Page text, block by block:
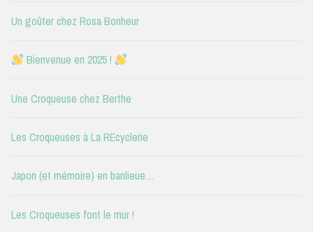
Un goûter chez Rosa Bonheur
Bienvenue en 2025 !
Une Croqueuse chez Berthe
Les Croqueuses à La REcyclerie
Japon (et mémoire) en banlieue…
Les Croqueuses font le mur !